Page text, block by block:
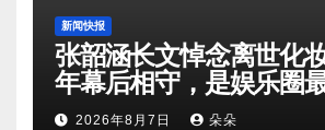
新闻快报
张韶涵长文悼念离世化
年幕后相守，是娱乐圈
向奔赴
2026年8月7日 朵朵